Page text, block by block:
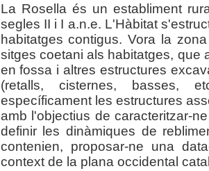
La Rosella és un establiment
segles II i I a.n.e. L'Hàbitat
habitatges contigus. Vora la
sitges coetani als habitatges, que
en fossa i altres estructures
(retalls, cisternes, basses,
específicament les estructures
amb l'objectius de caracteritzar-
definir les dinàmiques de
contenien, proposar-ne una
context de la plana occidental